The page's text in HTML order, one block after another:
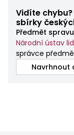
Vidíte
sbírky
Předmět
Národní ústav
správce
Navrhnout